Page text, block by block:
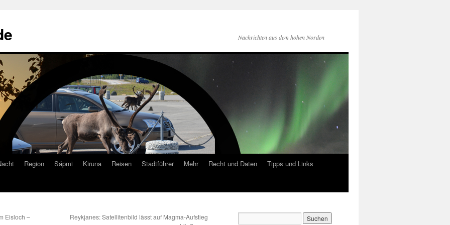
Nachrichten aus dem hohen Norden
Region Sápmi Kiruna Reisen Stadtführer Mehr Recht und Daten
Tipps und Links
Eisloch –
Reykjanes: Satellitenbild lässt auf Magma-Aufstieg